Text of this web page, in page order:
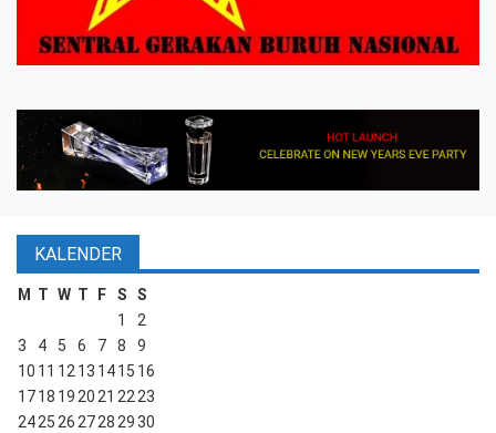
KALENDER
M T W T F S S
1
2
3
4 5 6 7 8
9
10 11 12 13 1415 16
1718 19 20 21 22 23
2425 26 2728 2930